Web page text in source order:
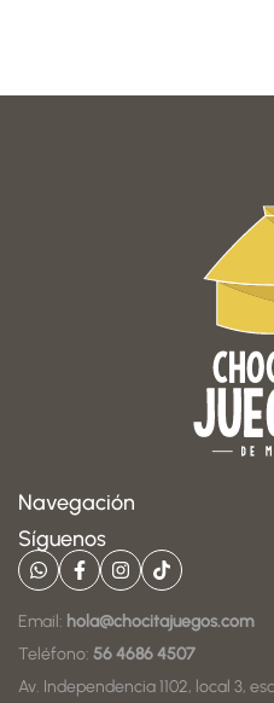
Navegación
Síguenos
Email: hola@chocitajuegos.com
Teléfono: 56 4686 4507
Av. Independencia 1102, local 3,